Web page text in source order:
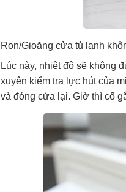
Ron/Gioăng cửa tủ lạnh
Lúc này, nhiệt độ sẽ không
xuyên kiểm tra lực hút của
và đóng cửa lại. Giờ thì cố